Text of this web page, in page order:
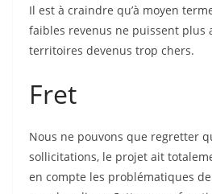
Il est à craindre qu’à moyen
faibles revenus ne puissent plus
territoires devenus trop chers.
Fret
Nous ne pouvons que regretter
sollicitations, le projet ait
en compte les problématiques